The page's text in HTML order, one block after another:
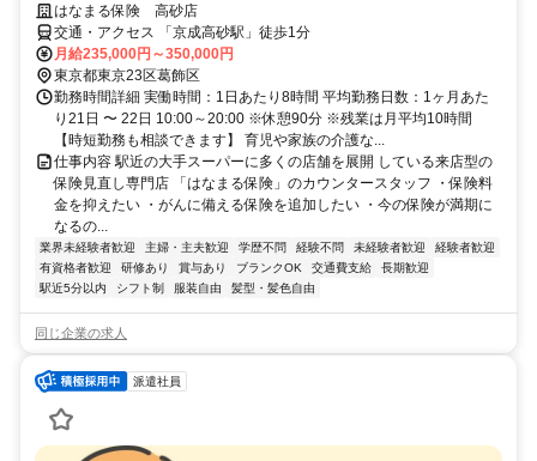
はなまる保険 高砂店
交通・アクセス 「京成高砂駅」徒歩1分
月給235,000円～350,000円
東京都東京23区葛飾区
勤務時間詳細 実働時間：1日あたり8時間 平均勤務日数：1ヶ月あた
り21日 〜 22日 10:00～20:00 ※休憩90分 ※残業は月平均10時間
【時短勤務も相談できます】 育児や家族の介護な...
仕事内容 駅近の大手スーパーに多くの店舗を展開 している来店型の
保険見直し専門店 「はなまる保険」のカウンタースタッフ ・保険料
金を抑えたい ・がんに備える保険を追加したい ・今の保険が満期に
なるの...
業界未経験者歓迎 主婦・主夫歓迎 学歴不問 経験不問 未経験者歓迎
経験者歓迎
有資格者歓迎
研修あり 賞与あり ブランクOK 交通費支給
長期歓迎
駅近5分以内
シフト制 服装自由 髪型・髪色自由
同じ企業の求人
派遣社員